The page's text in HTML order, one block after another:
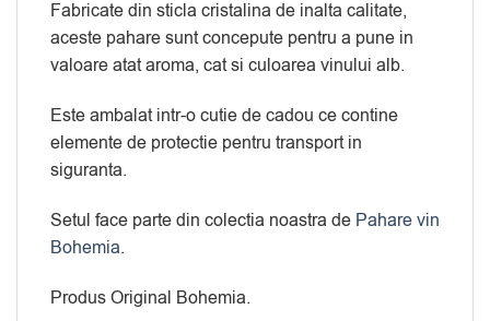
Fabricate din sticla cristalina de inalta calitate,
aceste pahare sunt concepute pentru a pune in
valoare atat aroma, cat si culoarea vinului alb.
Este ambalat intr-o cutie de cadou ce contine
elemente de protectie pentru transport in
siguranta.
Setul face parte din colectia noastra de Pahare vin
Bohemia.
Produs Original Bohemia.